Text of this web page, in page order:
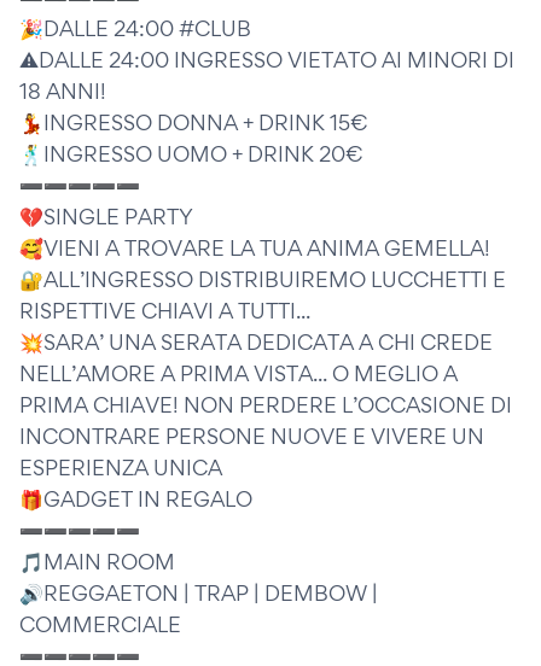
🎉DALLE 24:00 #CLUB
⚠️DALLE 24:00 INGRESSO VIETATO AI MINORI DI
18 ANNI!
💃INGRESSO DONNA + DRINK 15€
🕺INGRESSO UOMO + DRINK 20€
➖➖➖➖➖
💔SINGLE PARTY
🥰VIENI A TROVARE LA TUA ANIMA GEMELLA!
🔐ALL’INGRESSO DISTRIBUIREMO LUCCHETTI E
RISPETTIVE CHIAVI A TUTTI...
💥SARA’ UNA SERATA DEDICATA A CHI CREDE
NELL’AMORE A PRIMA VISTA... O MEGLIO A
PRIMA CHIAVE! NON PERDERE L’OCCASIONE DI
INCONTRARE PERSONE NUOVE E VIVERE UN
ESPERIENZA UNICA
🎁GADGET IN REGALO
➖➖➖➖➖
🎵MAIN ROOM
🔊REGGAETON | TRAP | DEMBOW |
COMMERCIALE
➖➖➖➖➖